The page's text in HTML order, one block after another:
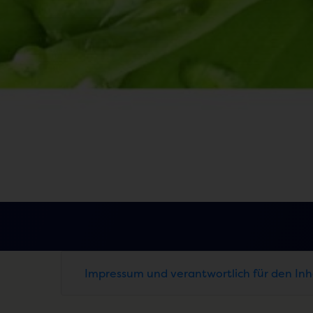
Impressum und verantwortlich für den